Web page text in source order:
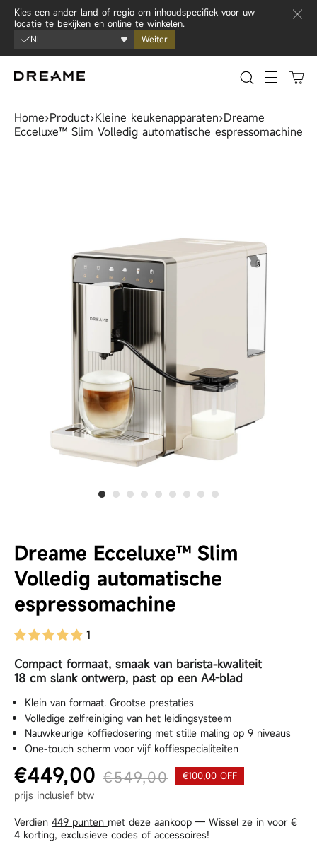
Ga naar inhoud
Kies een ander land of regio om inhoudspecifiek voor uw
locatie te bekijken en online te winkelen.
NL Weiter
Home›Product›Kleine keukenapparaten›Dreame
Ecceluxe™ Slim Volledig automatische espressomachine
Dreame Ecceluxe™ Slim
Volledig automatische
espressomachine
1
Compact formaat, smaak van barista-kwaliteit
18 cm slank ontwerp, past op een A4-blad
Klein van formaat. Grootse prestaties
Volledige zelfreiniging van het leidingsysteem
Nauwkeurige koffiedosering met stille maling op 9 niveaus
One-touch scherm voor vijf koffiespecialiteiten
€449,00
Normale prijs
€549,00 €100,00 OFF
Aanbiedingsprijs
prijs inclusief btw
Verdien 449 punten met deze aankoop — Wissel ze in voor €
4 korting, exclusieve codes of accessoires!